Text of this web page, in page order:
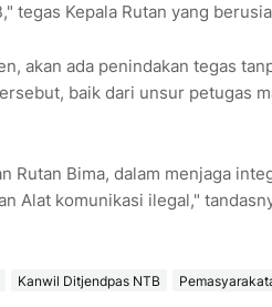
tegas Kepala Rutan yang
akan ada penindakan tegas
baik dari unsur petugas
Rutan Bima, dalam menjaga
Alat komunikasi ilegal,"
Kanwil Ditjendpas NTB